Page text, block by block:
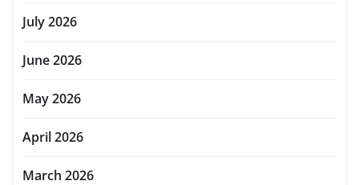
July 2026
June 2026
May 2026
April 2026
March 2026